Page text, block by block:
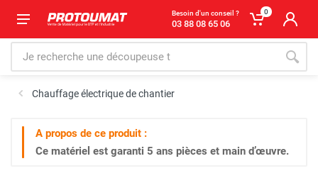
Besoin d'un conseil ?
03 88 08 65 06
0
Chauffage électrique de chantier
A propos de ce produit :
Ce matériel est garanti 5 ans pièces et main d’œuvre.